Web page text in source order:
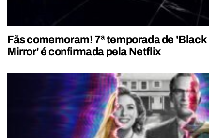
Fãs comemoram! 7ª temporada de 'Black
Mirror' é confirmada pela Netflix